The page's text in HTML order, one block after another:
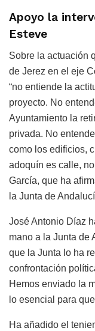
Apoyo la
Esteve
Sobre la actuación
de Jerez en el eje
“no entiende la
proyecto. No
Ayuntamiento la
privada. No
como los edificios,
adoquín es calle,
García, que ha
la Junta de
José Antonio Díaz
mano a la Junta de
que la Junta lo ha
confrontación
Hemos enviado la
lo esencial para
Ha añadido el